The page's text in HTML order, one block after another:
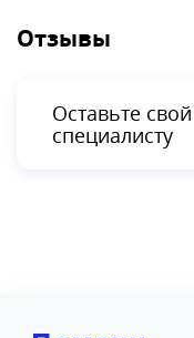
Отзывы
Оставьте
специалисту